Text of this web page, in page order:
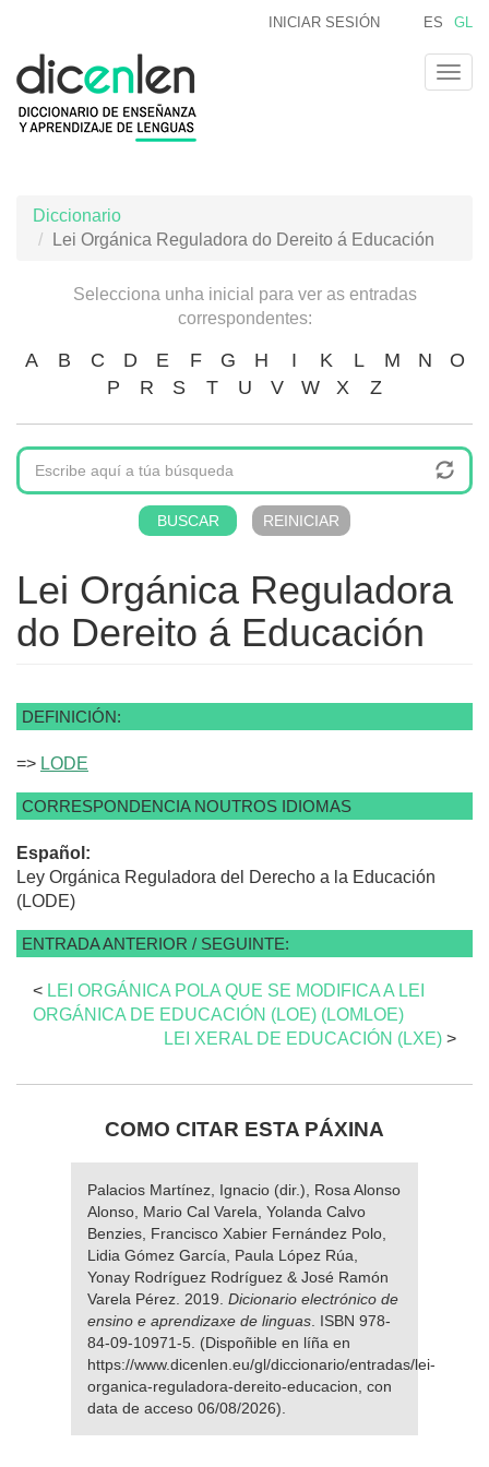
contido
principal
ES GL
INICIAR SESIÓN
Diccionario
Lei Orgánica Reguladora do Dereito á Educación
Selecciona unha inicial para ver as entradas
correspondentes:
A B C D E F G H I K L M N
O
P
R S T U V W X Z
Lei Orgánica Reguladora
do Dereito á Educación
DEFINICIÓN:
=> LODE
CORRESPONDENCIA NOUTROS IDIOMAS
Español:
Ley Orgánica Reguladora del Derecho a la Educación
(LODE)
ENTRADA ANTERIOR / SEGUINTE:
< LEI ORGÁNICA POLA QUE SE MODIFICA A LEI
ORGÁNICA DE EDUCACIÓN (LOE) (LOMLOE)
LEI XERAL DE EDUCACIÓN (LXE) >
COMO CITAR ESTA PÁXINA
Palacios Martínez, Ignacio (dir.), Rosa Alonso
Alonso, Mario Cal Varela, Yolanda Calvo
Benzies, Francisco Xabier Fernández Polo,
Lidia Gómez García, Paula López Rúa,
Yonay Rodríguez Rodríguez & José Ramón
Varela Pérez. 2019. Dicionario electrónico de
ensino e aprendizaxe de linguas . ISBN 978-
84-09-10971-5. (Dispoñible en líña en
https://www.dicenlen.eu/gl/diccionario/entradas/lei-
organica-reguladora-dereito-educacion, con
data de acceso 06/08/2026).